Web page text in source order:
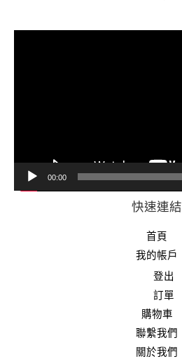
00:00
快速連結
首頁
我的帳戶
登出
訂單
購物車
聯繫我們
關於我們